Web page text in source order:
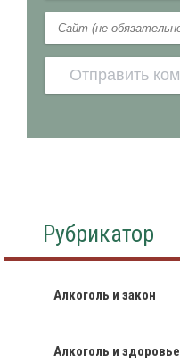
Рубрикатор
Алкоголь и закон
Алкоголь и здоровье